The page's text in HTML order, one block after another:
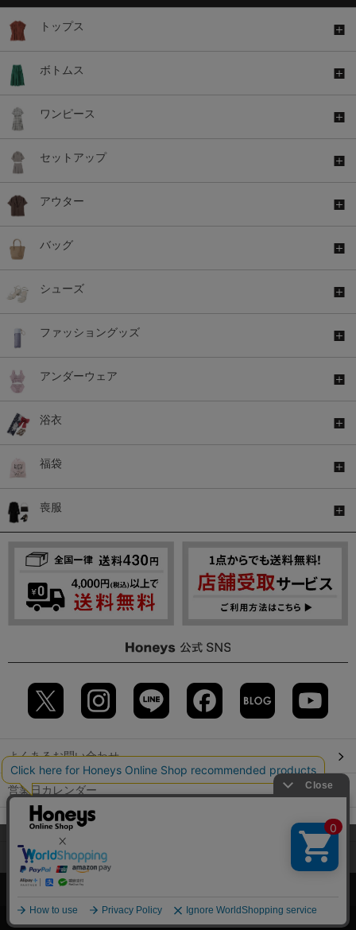
トップス
ボトムス
ワンピース
セットアップ
アウター
バッグ
シューズ
ファッショングッズ
アンダーウェア
浴衣
福袋
喪服
よくあるお問い合わせ
営業日カレンダー
店舗検索
GLOBAL GUIDE（海外からご利用のお客様）
当サイトでは、サイトの利便性向上のため、クッキー(Cookie)を使
用しています。詳しくは「
」をご覧くださ
OK